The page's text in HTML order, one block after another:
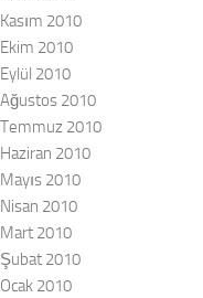
Kasım 2010
Ekim 2010
Eylül 2010
Ağustos 2010
Temmuz 2010
Haziran 2010
Mayıs 2010
Nisan 2010
Mart 2010
Şubat 2010
Ocak 2010